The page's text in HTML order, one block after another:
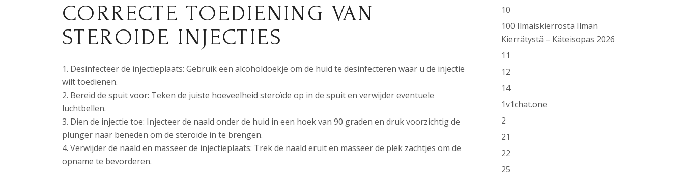
CORRECTE TOEDIENING VAN
STEROIDE INJECTIES
Desinfecteer de injectieplaats: Gebruik een alcoholdoekje om de huid te desinfecteren waar u de injectie
wilt toedienen.
Bereid de spuit voor: Teken de juiste hoeveelheid steroïde op in de spuit en verwijder eventuele
luchtbellen.
Dien de injectie toe: Injecteer de naald onder de huid in een hoek van 90 graden en druk voorzichtig de
plunger naar beneden om de steroïde in te brengen.
Verwijder de naald en masseer de injectieplaats: Trek de naald eruit en masseer de plek zachtjes om de
opname te bevorderen.
10
100 Ilmaiskierrosta Ilman
Kierrätystä – Käteisopas 2026
11
12
14
1v1chat.one
2
21
22
25